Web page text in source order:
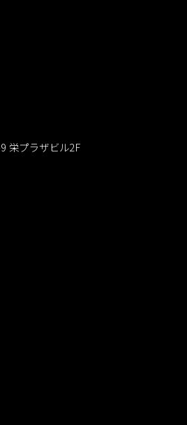
栄プラザビル2F